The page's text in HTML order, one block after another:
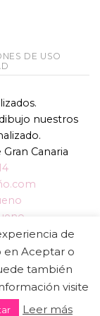
DE USO
nuestros
Gran Canaria
de
en Aceptar o
también
visite
Leer más